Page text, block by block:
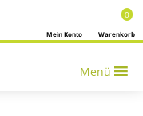
Warenkorb
0
Mein Konto
Menü